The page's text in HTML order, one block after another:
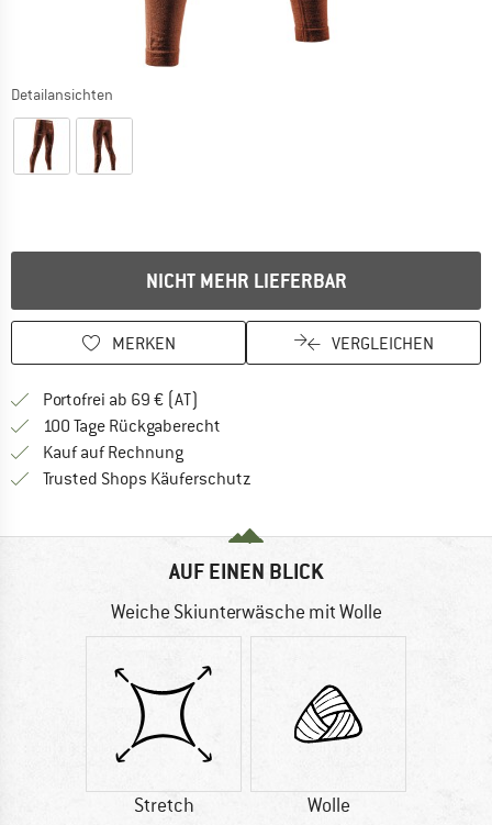
Detailansichten
NICHT MEHR LIEFERBAR
MERKEN VERGLEICHEN
Portofrei ab 69 € (AT)
100 Tage Rückgaberecht
Kauf auf RechnungFinde die Zahlungs-Infos hier! Öffnet
Trusted Shops Käuferschutz
AUF EINEN BLICK
Weiche Skiunterwäsche mit Wolle
Stretch Wolle